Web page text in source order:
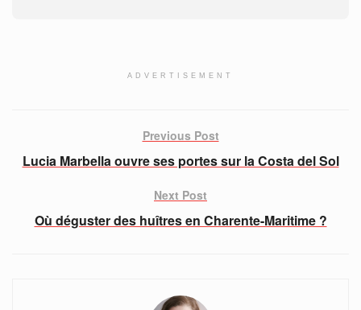
ADVERTISEMENT
Previous Post
Lucia Marbella ouvre ses portes sur la Costa del Sol
Next Post
Où déguster des huîtres en Charente-Maritime ?